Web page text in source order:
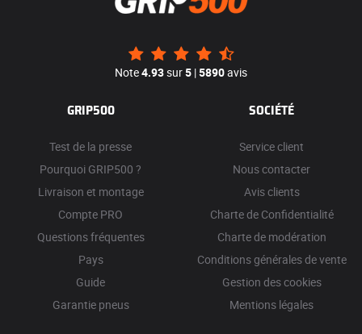
Note4.93sur5 |5890avis
GRIP500
Test de la presse
Pourquoi GRIP500 ?
Livraison et montage
Compte PRO
Questions fréquentes
Pays
Guide
Garantie pneus
SOCIÉTÉ
Service client
Nous contacter
Avis clients
Charte de Confidentialité
Charte de modération
Conditions générales de vente
Gestion des cookies
Mentions légales